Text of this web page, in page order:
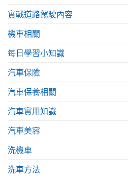
實戰道路駕駛內容
機車相關
每日學習小知識
汽車保險
汽車保養相關
汽車實用知識
汽車美容
洗機車
洗車方法